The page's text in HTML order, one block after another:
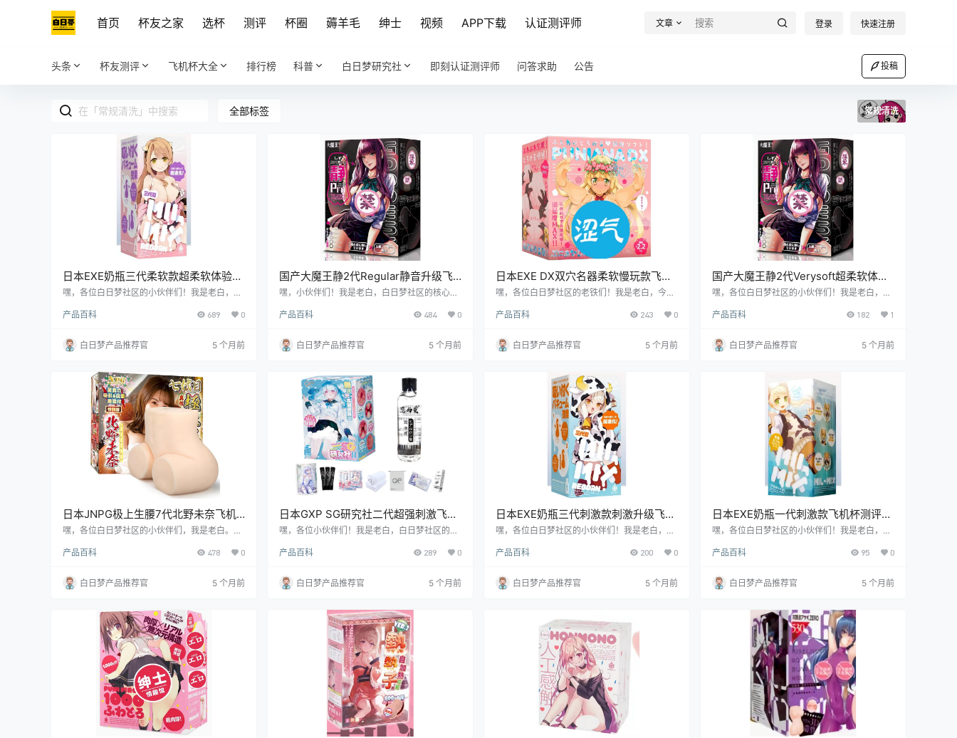
首页 杯友之家 选杯 测评 杯圈 薅羊毛 绅士 视频 APP下载 认证测评师 文章 登录 快速注册
头条 杯友测评 飞机杯大全 排行榜 科普 白日梦研究社 即刻认证测评师 问答求助 公告 投稿
全部标签 常规清洗
日本EXE奶瓶三代柔软款超柔软体验飞
机杯测评报告
嘿，各位白日梦社区的小伙伴们！我是老白，今
机杯。这玩意儿可是让我眼前一亮，接下来就让
过人之处。
产品百科 689 0
白日梦产品推荐官 5 个月前
国产大魔王静2代Regular静音升级飞
机杯测评报告
嘿，小伙伴们！我是老白，白日梦社区的核心人
们来聊聊大魔王的静 2代 Regular。这款飞机杯
着我一起看看吧！
产品百科 484 0
白日梦产品推荐官 5 个月前
日本EXE DX双穴名器柔软慢玩款飞机
杯测评报告
嘿，各位白日梦社区的老铁们！我是老白，今天
软慢玩款飞机杯的详细测评。这款飞机杯可是让
直不要太有趣。接下来，就让我带你深入了解这
款飞机杯的方方面面，看看它到底值不值得你入
产品百科 243 0
白日梦产品推荐官 5 个月前
国产大魔王静2代Verysoft超柔软体验
飞机杯测评报告
嘿，各位白日梦社区的小伙伴们！我是老白，今
杯。这玩意儿可是让我眼前一亮，超柔软的体
给大家剖析剖析，看看它到底值不值得入手！
产品百科 182 1
白日梦产品推荐官 5 个月前
日本JNPG极上生腰7代北野未奈飞机
杯测评报告
嘿，各位白日梦社区的小伙伴们，我是老白。今
代-北野未奈飞机杯。这可是个好东西，老白我
急，往下看，绝对有料！
产品百科 478 0
白日梦产品推荐官 5 个月前
日本GXP SG研究社二代超强刺激飞机
杯测评报告
嘿，各位小伙伴们！我是老白，白日梦社区的核
研究社二代飞机杯。这可是个好东西，我可是亲
别急，下面我就来给你详细说说这款飞机杯的方
方面面，保证让你对它有个全面的了解。
产品百科 289 0
白日梦产品推荐官 5 个月前
日本EXE奶瓶三代刺激款刺激升级飞机
杯测评报告
嘿，各位白日梦社区的小伙伴们！我是老白，今
这玩意儿可是让不少老铁们心动不已，到底它值
产品百科 200 0
白日梦产品推荐官 5 个月前
日本EXE奶瓶一代刺激款飞机杯测评报
告
嘿，各位白日梦社区的小伙伴们！我是老白，今
款飞机杯的测评。这款飞机杯可是有着不少亮
不值得入手。
产品百科 95 0
白日梦产品推荐官 5 个月前